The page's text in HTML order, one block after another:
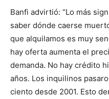
Banfi advirtió: “Lo más
saber dónde caerse
que alquilamos es muy
hay oferta aumenta el
demanda. No hay crédito
años. Los inquilinos
ciento desde 2001. Esto